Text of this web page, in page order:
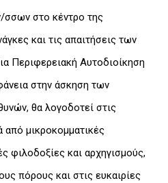
στο κέντρο της
και τις απαιτήσεις των
Περιφερειακή Αυτοδιοίκηση
στην άσκηση των
θα λογοδοτεί στις
από μικροκομματικές
φιλοδοξίες και αρχηγισμούς,
πόρους και στις ευκαιρίες